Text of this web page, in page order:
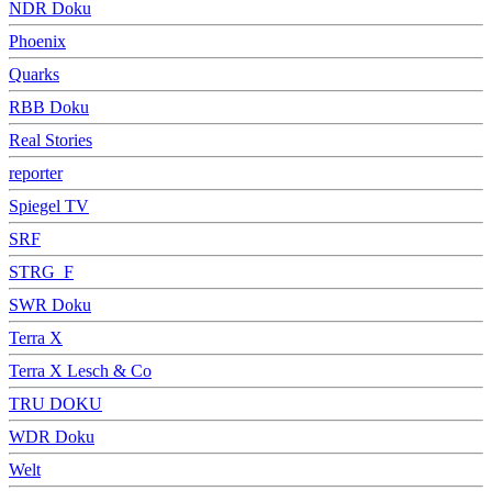
NDR Doku
Phoenix
Quarks
RBB Doku
Real Stories
reporter
Spiegel TV
SRF
STRG_F
SWR Doku
Terra X
Terra X Lesch & Co
TRU DOKU
WDR Doku
Welt